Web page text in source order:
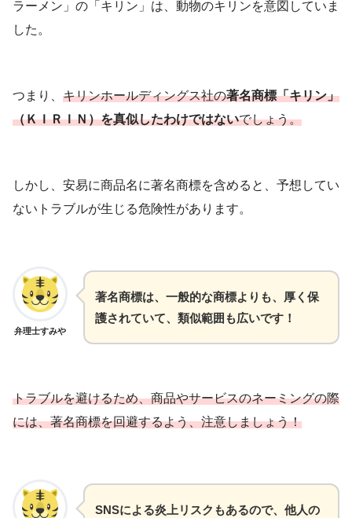
ラーメン」の「キリン」は、動物のキリンを意図していま
した。
つまり、 キリンホールディングス社の著名商標「キリン」
（ＫＩＲＩＮ）を真似したわけではないでしょう。
しかし、安易に商品名に著名商標を含めると、予想してい
ないトラブルが生じる危険性があります。
弁理士すみや
著名商標は、一般的な商標よりも、厚く保
護されていて、類似範囲も広いです！
トラブルを避けるため、商品やサービスのネーミングの際
には、著名商標を回避するよう、注意しましょう！
SNSによる炎上リスクもあるので、他人の